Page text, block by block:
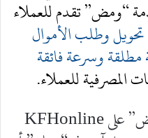
“ومض” تقدم للعملاء
تحويل وطلب الأموال
مطلقة وسرعة فائقة
المصرفية للعملاء.
وأوضح العبيد ان خدمة “ومض” على KFHonline